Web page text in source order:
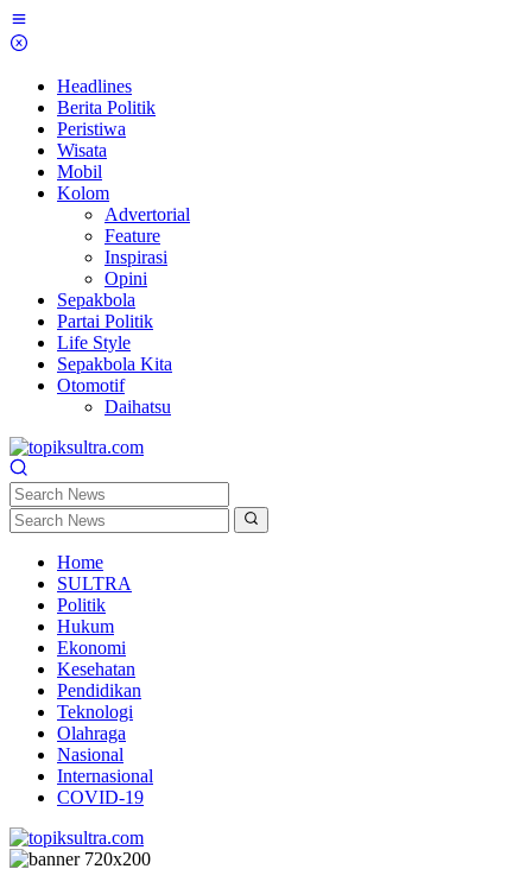
Skip
to
Headlines
Berita Politik
Peristiwa
Wisata
Mobil
Kolom
Advertorial
Feature
Inspirasi
Opini
Sepakbola
Partai Politik
Life Style
Sepakbola Kita
Otomotif
Daihatsu
Home
SULTRA
Politik
Hukum
Ekonomi
Kesehatan
Pendidikan
Teknologi
Olahraga
Nasional
Internasional
COVID-19